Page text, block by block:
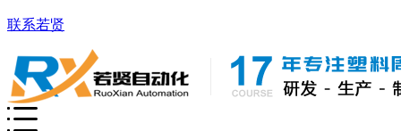
联系若贤